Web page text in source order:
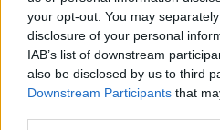
your opt-out. You may
disclosure of your personal
IAB’s list of downstream
also be disclosed by us to third
Downstream Participants that
Un caz cu final fericit. Spiritul civic
și intervenția Poliției Locale
Fălticeni au readus un copil în
brațele familiei